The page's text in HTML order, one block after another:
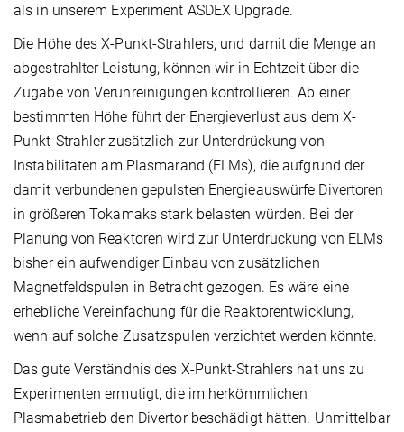
als in unserem Experiment ASDEX Upgrade.
Die Höhe des X-Punkt-Strahlers, und damit die Menge an
abgestrahlter Leistung, können wir in Echtzeit über die
Zugabe von Verunreinigungen kontrollieren. Ab einer
bestimmten Höhe führt der Energieverlust aus dem X-
Punkt-Strahler zusätzlich zur Unterdrückung von
Instabilitäten am Plasmarand (ELMs), die aufgrund der
damit verbundenen gepulsten Energieauswürfe Divertoren
in größeren Tokamaks stark belasten würden. Bei der
Planung von Reaktoren wird zur Unterdrückung von ELMs
bisher ein aufwendiger Einbau von zusätzlichen
Magnetfeldspulen in Betracht gezogen. Es wäre eine
erhebliche Vereinfachung für die Reaktorentwicklung,
wenn auf solche Zusatzspulen verzichtet werden könnte.
Das gute Verständnis des X-Punkt-Strahlers hat uns zu
Experimenten ermutigt, die im herkömmlichen
Plasmabetrieb den Divertor beschädigt hätten. Unmittelbar